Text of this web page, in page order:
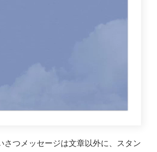
さつメッセージは文章以外に、スタン